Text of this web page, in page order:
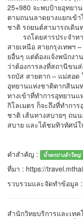
25+980 จะพบป้ายอุทยา
ตามถนนลาดยางแยกเข้
ชาติ รถยนต์สามารถเดิน
รถโดยสารประจำทา
สายเหนือ สายกรุงเทพฯ
ยอื่นๆ แต่ต้องแจ้งพนักงา
ว่าต้องการลงที่สถานีขน
รถบัส สายตาก – แม่สอด
อุทยานแห่งชาติตากสินม
ทางเข้าที่ทำการอุทยาน
กิโลเมตร ก็จะถึงที่ทำกา
ชาติ เส้นทางสบายๆ ถน
สบาย และได้ชมทิวทัศน์ใ
คำสำคัญ : น้ำตกปางอ้าใหญ่
ที่มา : https://
รวบรวมและจัดทำข้อมูล
สำนักวิทยบริการและเท